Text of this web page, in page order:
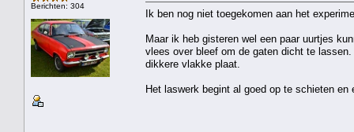
Berichten: 304
Ik ben nog niet toegekomen aan het
Maar ik heb gisteren wel een paar uurtjes
vlees over bleef om de gaten dicht te
dikkere vlakke plaat.
Het laswerk begint al goed op te schieten